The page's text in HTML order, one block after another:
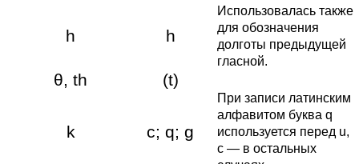
h h
Использовалась также
для обозначения
долготы предыдущей
гласной.
θ, th (t)
k c; q; g
При записи латинским
алфавитом буква q
используется перед u,
c — в остальных